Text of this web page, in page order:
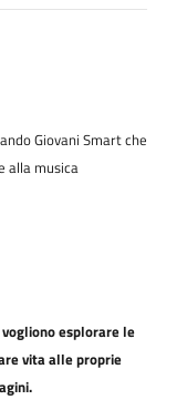
Giovani Smart che
alla musica
esplorare le
vita alle proprie